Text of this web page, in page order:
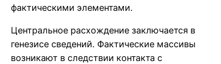
фактическими элементами.
Центральное расхождение заключается в
генезисе сведений. Фактические массивы
возникают в следствии контакта с